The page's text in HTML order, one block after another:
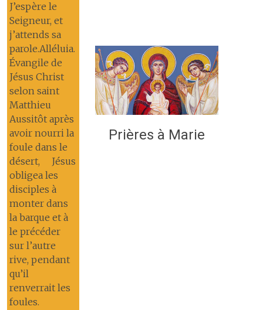
J’espère le
Seigneur, et
j’attends sa
parole.Alléluia.
Évangile de
Jésus Christ
selon saint
Matthieu
Aussitôt après
avoir nourri la
foule dans le
désert, Jésus
obligea les
disciples à
monter dans
la barque et à
le précéder
sur l’autre
rive, pendant
qu’il
renverrait les
foules.
Prières à Marie